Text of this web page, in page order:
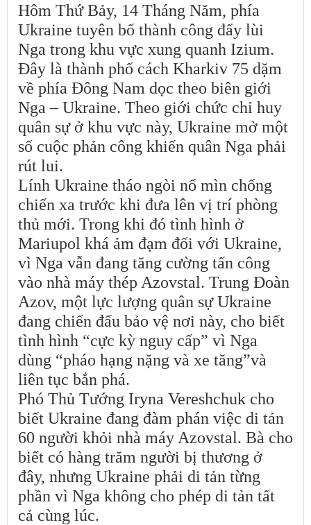
Hôm Thứ Bảy, 14 Tháng Năm, phía
Ukraine tuyên bố thành công đẩy lùi
Nga trong khu vực xung quanh Izium.
Đây là thành phố cách Kharkiv 75 dặm
về phía Đông Nam dọc theo biên giới
Nga – Ukraine. Theo giới chức chỉ huy
quân sự ở khu vực này, Ukraine mở một
số cuộc phản công khiến quân Nga phải
rút lui.
Lính Ukraine tháo ngòi nổ mìn chống
chiến xa trước khi đưa lên vị trí phòng
thủ mới. Trong khi đó tình hình ở
Mariupol khá ảm đạm đối với Ukraine,
vì Nga vẫn đang tăng cường tấn công
vào nhà máy thép Azovstal. Trung Đoàn
Azov, một lực lượng quân sự Ukraine
đang chiến đấu bảo vệ nơi này, cho biết
tình hình “cực kỳ nguy cấp” vì Nga
dùng “pháo hạng nặng và xe tăng”và
liên tục bắn phá.
Phó Thủ Tướng Iryna Vereshchuk cho
biết Ukraine đang đàm phán việc di tản
60 người khỏi nhà máy Azovstal. Bà cho
biết có hàng trăm người bị thương ở
đây, nhưng Ukraine phải di tản từng
phần vì Nga không cho phép di tản tất
cả cùng lúc.